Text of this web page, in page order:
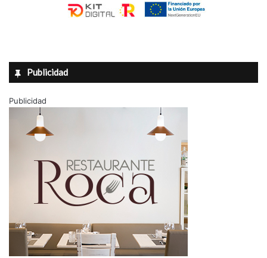
Publicidad
Publicidad